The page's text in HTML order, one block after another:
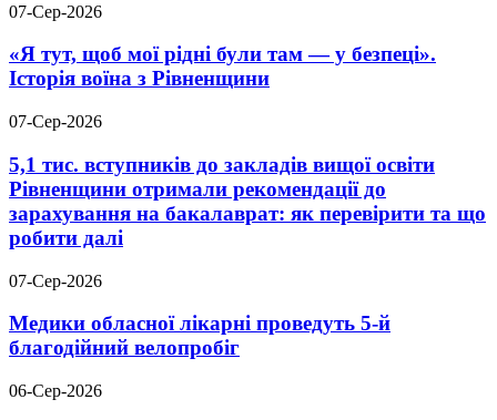
07-Сер-2026
«Я тут, щоб мої рідні були там — у безпеці».
Історія воїна з Рівненщини
07-Сер-2026
5,1 тис. вступників до закладів вищої освіти
Рівненщини отримали рекомендації до
зарахування на бакалаврат: як перевірити та що
робити далі
07-Сер-2026
Медики обласної лікарні проведуть 5-й
благодійний велопробіг
06-Сер-2026